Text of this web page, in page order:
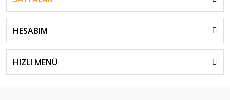
HESABIM
HIZLI MENÜ